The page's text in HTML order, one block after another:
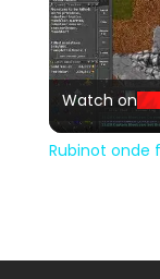
Watch on
Rubinot onde